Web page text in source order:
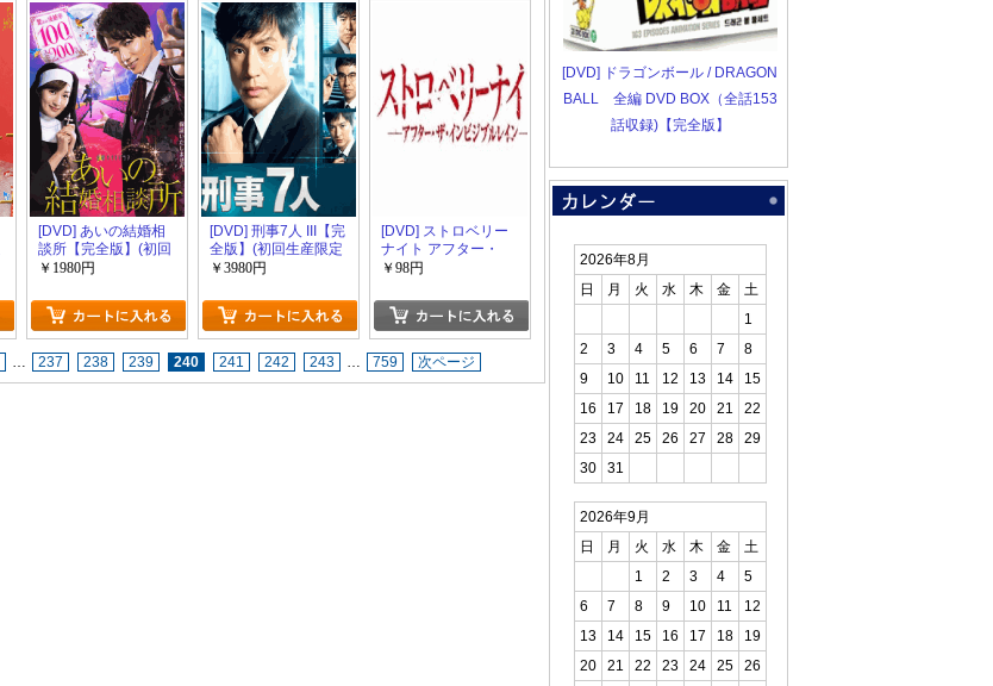
[DVD] あいの結婚相
談所【完全版】(初回
生産限定版)
￥1980円
[DVD] 刑事7人 III【完
全版】(初回生産限定
版)
￥3980円
[DVD] ストロベリー
ナイト アフター・
ザ・インビジブルレ
￥98円
… 237 238 239 240 241 242 243 … 759 次ページ
[DVD] ドラゴンボール / DRAGON
BALL 全編 DVD BOX（全話153
話収録)【完全版】
2026年8月
日
月 火 水 木 金
土
1
2
3 4 5 6 7
8
9
10 11 12 13 14
15
16
17 18 19 20 21
22
23
24 25 26 27 28
29
30
31
2026年9月
日
月 火 水 木 金
土
1
2 3 4
5
6
7 8 9 10 11
12
13
14 15 16 17 18
19
20
21 22 23 24 25 26